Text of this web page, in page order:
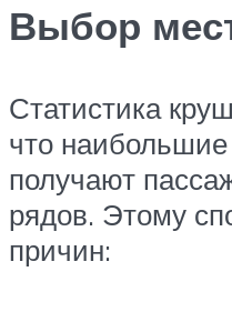
Выбор
Статистика
что
получают
рядов. Этому
причин: